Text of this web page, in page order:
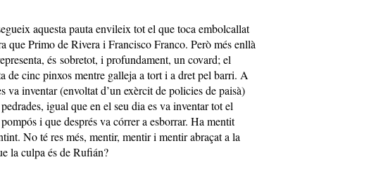
aquesta pauta envileix tot el que toca embolcallat
que Primo de Rivera i Francisco Franco. Però més enllà
és sobretot, i profundament, un covard; el
de cinc pinxos mentre galleja a tort i a dret pel barri. A
va inventar (envoltat d’un exèrcit de policies de paisà)
igual que en el seu dia es va inventar tot el
i que després va córrer a esborrar. Ha mentit
No té res més, mentir, mentir i mentir abraçat a la
la culpa és de Rufián?